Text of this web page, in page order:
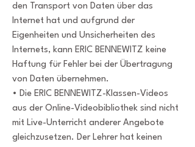
den Transport von Daten über das
Internet hat und aufgrund der
Eigenheiten und Unsicherheiten des
Internets, kann ERIC BENNEWITZ keine
Haftung für Fehler bei der Übertragung
von Daten übernehmen.
• Die ERIC BENNEWITZ-Klassen-Videos
aus der Online-Videobibliothek sind nicht
mit Live-Unterricht anderer Angebote
gleichzusetzen. Der Lehrer hat keinen